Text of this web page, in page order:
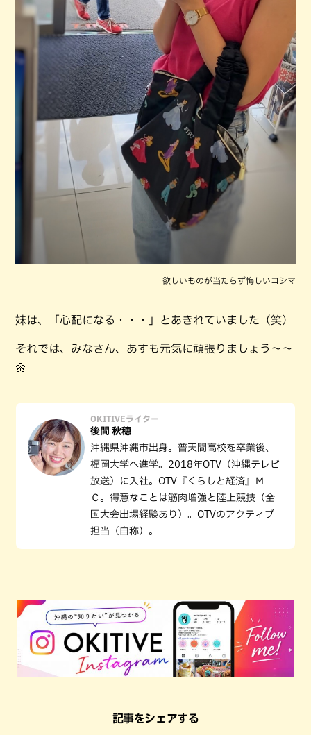
欲しいものが当たらず悔しいコシマ
妹は、「心配になる・・・」とあきれていました（笑）
それでは、みなさん、あすも元気に頑張りましょう～～
🌼
OKITIVEライター
後間 秋穂
沖縄県沖縄市出身。普天間高校を卒業後、
福岡大学へ進学。2018年OTV（沖縄テレビ
放送）に入社。OTV『くらしと経済』Ｍ
Ｃ。得意なことは筋肉増強と陸上競技（全
国大会出場経験あり）。OTVのアクティブ
担当（自称）。
記事をシェアする